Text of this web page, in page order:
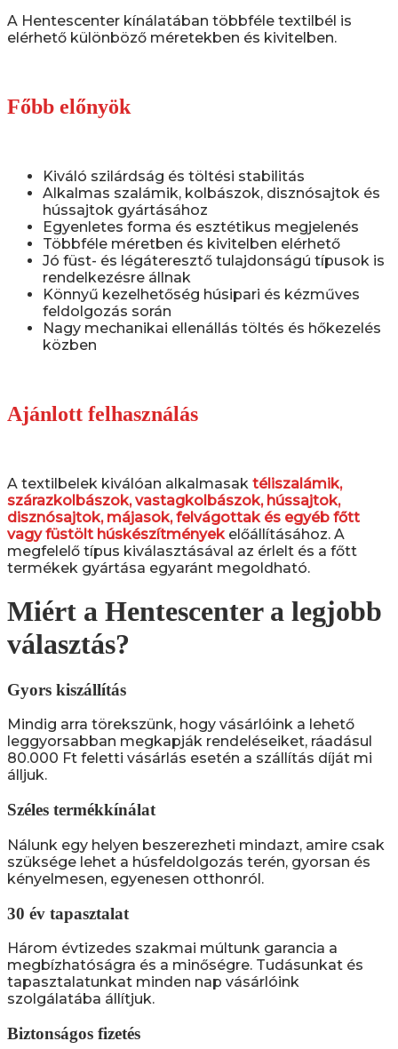
A Hentescenter kínálatában többféle textilbél is
elérhető különböző méretekben és kivitelben.
Főbb előnyök
Kiváló szilárdság és töltési stabilitás
Alkalmas szalámik, kolbászok, disznósajtok és
hússajtok gyártásához
Egyenletes forma és esztétikus megjelenés
Többféle méretben és kivitelben elérhető
Jó füst- és légáteresztő tulajdonságú típusok is
rendelkezésre állnak
Könnyű kezelhetőség húsipari és kézműves
feldolgozás során
Nagy mechanikai ellenállás töltés és hőkezelés
közben
Ajánlott felhasználás
A textilbelek kiválóan alkalmasak téliszalámik,
szárazkolbászok, vastagkolbászok, hússajtok,
disznósajtok, májasok, felvágottak és egyéb főtt
vagy füstölt húskészítmények előállításához. A
megfelelő típus kiválasztásával az érlelt és a főtt
termékek gyártása egyaránt megoldható.
Miért a Hentescenter a legjobb
választás?
Gyors kiszállítás
Mindig arra törekszünk, hogy vásárlóink a lehető
leggyorsabban megkapják rendeléseiket, ráadásul
80.000 Ft feletti vásárlás esetén a szállítás díját mi
álljuk.
Széles termékkínálat
Nálunk egy helyen beszerezheti mindazt, amire csak
szüksége lehet a húsfeldolgozás terén, gyorsan és
kényelmesen, egyenesen otthonról.
30 év tapasztalat
Három évtizedes szakmai múltunk garancia a
megbízhatóságra és a minőségre. Tudásunkat és
tapasztalatunkat minden nap vásárlóink
szolgálatába állítjuk.
Biztonságos fizetés